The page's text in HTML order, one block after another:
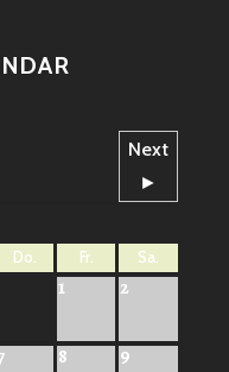
Next
►
Do. Fr. Sa.
1 2
8 9